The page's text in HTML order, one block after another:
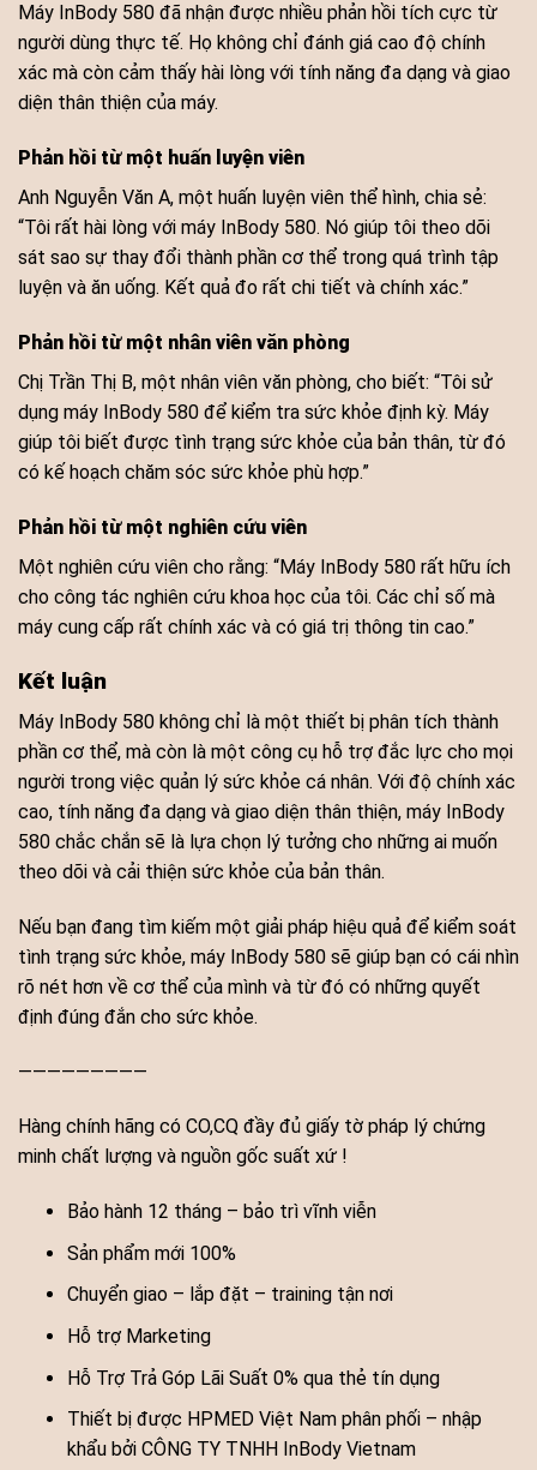
Máy InBody 580 đã nhận được nhiều phản hồi tích cực từ
người dùng thực tế. Họ không chỉ đánh giá cao độ chính
xác mà còn cảm thấy hài lòng với tính năng đa dạng và giao
diện thân thiện của máy.
Phản hồi từ một huấn luyện viên
Anh Nguyễn Văn A, một huấn luyện viên thể hình, chia sẻ:
“Tôi rất hài lòng với máy InBody 580. Nó giúp tôi theo dõi
sát sao sự thay đổi thành phần cơ thể trong quá trình tập
luyện và ăn uống. Kết quả đo rất chi tiết và chính xác.”
Phản hồi từ một nhân viên văn phòng
Chị Trần Thị B, một nhân viên văn phòng, cho biết: “Tôi sử
dụng máy InBody 580 để kiểm tra sức khỏe định kỳ. Máy
giúp tôi biết được tình trạng sức khỏe của bản thân, từ đó
có kế hoạch chăm sóc sức khỏe phù hợp.”
Phản hồi từ một nghiên cứu viên
Một nghiên cứu viên cho rằng: “Máy InBody 580 rất hữu ích
cho công tác nghiên cứu khoa học của tôi. Các chỉ số mà
máy cung cấp rất chính xác và có giá trị thông tin cao.”
Kết luận
Máy InBody 580 không chỉ là một thiết bị phân tích thành
phần cơ thể, mà còn là một công cụ hỗ trợ đắc lực cho mọi
người trong việc quản lý sức khỏe cá nhân. Với độ chính xác
cao, tính năng đa dạng và giao diện thân thiện, máy InBody
580 chắc chắn sẽ là lựa chọn lý tưởng cho những ai muốn
theo dõi và cải thiện sức khỏe của bản thân.
Nếu bạn đang tìm kiếm một giải pháp hiệu quả để kiểm soát
tình trạng sức khỏe, máy InBody 580 sẽ giúp bạn có cái nhìn
rõ nét hơn về cơ thể của mình và từ đó có những quyết
định đúng đắn cho sức khỏe.
—————————
Hàng chính hãng có CO,CQ đầy đủ giấy tờ pháp lý chứng
minh chất lượng và nguồn gốc suất xứ !
Bảo hành 12 tháng – bảo trì vĩnh viễn
Sản phẩm mới 100%
Chuyển giao – lắp đặt – training tận nơi
Hỗ trợ Marketing
Hỗ Trợ Trả Góp Lãi Suất 0% qua thẻ tín dụng
Thiết bị được HPMED Việt Nam phân phối – nhập
khẩu bởi CÔNG TY TNHH InBody Vietnam